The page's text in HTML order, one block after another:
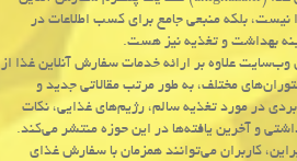
نیست، بلکه منبعی جامع برای کسب اطلاعات در
بهداشت و تغذیه نیز هست.
وب‌سایت علاوه بر ارائه خدمات سفارش آنلاین غذا از
مختلف، به طور مرتب مقالاتی جدید و
در مورد تغذیه سالم، رژیم‌های غذایی، نکات
و آخرین یافته‌ها در این حوزه منتشر می‌کند.
کاربران می‌توانند همزمان با سفارش غذای